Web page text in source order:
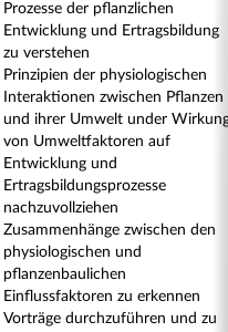
Prozesse der pflanzlichen
Entwicklung und Ertragsbildung
zu verstehen
Prinzipien der physiologischen
Interaktionen zwischen Pflanzen
und ihrer Umwelt under
von Umweltfaktoren auf
Entwicklung und
Ertragsbildungsprozesse
nachzuvollziehen
Zusammenhänge zwischen den
physiologischen und
pflanzenbaulichen
Einflussfaktoren zu erkennen
Vorträge durchzuführen und zu